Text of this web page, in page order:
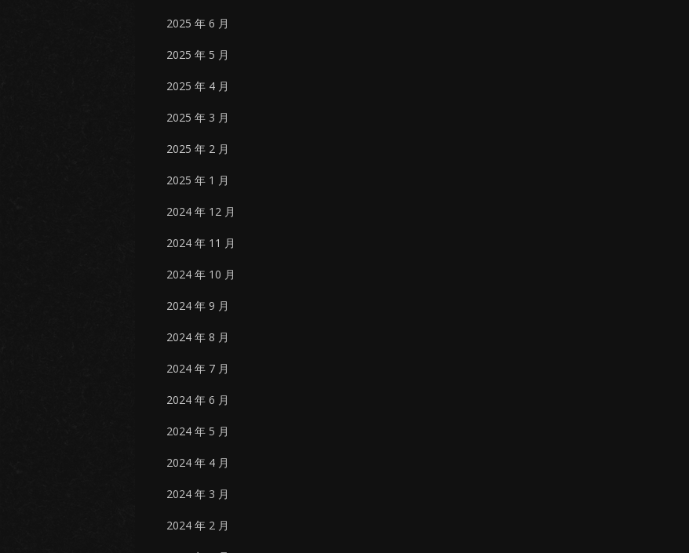
2025 年 6 月
2025 年 5 月
2025 年 4 月
2025 年 3 月
2025 年 2 月
2025 年 1 月
2024 年 12 月
2024 年 11 月
2024 年 10 月
2024 年 9 月
2024 年 8 月
2024 年 7 月
2024 年 6 月
2024 年 5 月
2024 年 4 月
2024 年 3 月
2024 年 2 月